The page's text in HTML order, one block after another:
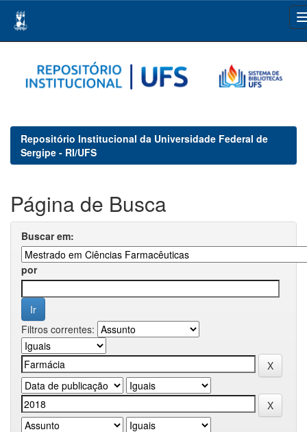
navigation
Repositório Institucional da Universidade Federal de
Sergipe - RI/UFS
Página de Busca
Buscar em:
por
Filtros correntes: